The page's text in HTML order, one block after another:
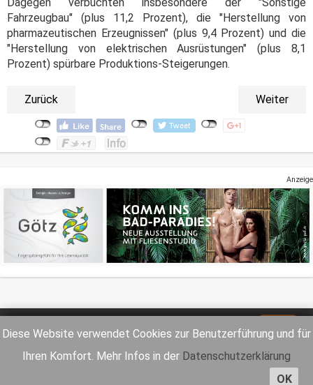
Diese Website verwendet Cookies zur Benutzerführung und für
Ihren Komfort. Mehr Infos in der Datenschutzerklärung
OK
Fahrzeugbau" (plus 11,2 Prozent), die "Herstellung von
pharmazeutischen Erzeugnissen" (plus 9,4 Prozent) und die
"Herstellung von elektrischen Ausrüstungen" (plus 8,1
Prozent) spürbare Produktions-Steigerungen.
Zurück Weiter
Anzeige